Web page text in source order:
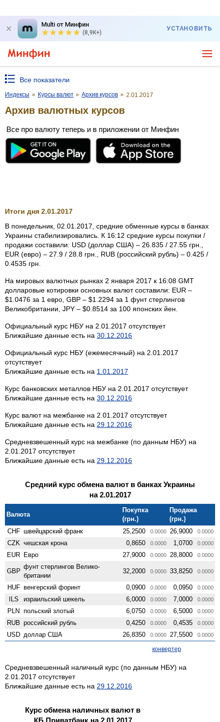
Multi от Минфин
(8,9K+)
УСТАНОВИТЬ
Все показатели
Индексы » Курсы валют » Архив курсов » 2.01.2017
Архив валютных курсов
Все про валюту теперь и в приложении от Минфин
Итоги дня 2.01.2017
В понедельник, 02.01.2017, средние обменные курсы в банках
Украины стабилизировались. К 16:12 средние курсы покупки /
продажи составили: USD (доллар США) – 26.835 / 27.55 грн.,
EUR (евро) – 27.9 / 28.8 грн., RUB (российский рубль) – 0.425 /
0.4535 грн.
На мировых валютных рынках 2 января 2017 к 16:08 GMT
долларовые котировки основных валют составили: EUR –
$1.0476 за 1 евро, GBP – $1.2294 за 1 фунт стерлингов
Великобритании, JPY – $0.8514 за 100 японских йен.
Официальный курс НБУ на 2.01.2017 отсутствует
Ближайшие данные есть на 30.12.2016
Официальный курс НБУ (ежемесячный) на 2.01.2017
отсутствует
Ближайшие данные есть на 1.01.2017
Курс банковских металлов НБУ на 2.01.2017 отсутствует
Ближайшие данные есть на 30.12.2016
Курс валют на межбанке на 2.01.2017 отсутствует
Ближайшие данные есть на 29.12.2016
Средневзвешенный курс на межбанке (по данным НБУ) на
2.01.2017 отсутствует
Ближайшие данные есть на 29.12.2016
Средний курс обмена валют в банках Украины
на 2.01.2017
Валюта
Покупка
(грн.)
Продажа
(грн.)
CHF швейцарский франк 25,2500 0.0000 26,9000 0.0000
CZK чешская крона 0,8650 0.0000 1,0700 0.0000
EUR Евро 27,9000 0.0000 28,8000 0.0000
GBP
фунт стерлингов Велико­
британии
32,2000 0.0000 33,8250 0.0000
HUF венгерский форинт 0,0900 0.0000 0,0950 0.0000
ILS израильский шекель 6,0000 0.0000 7,0000 0.0000
PLN польский злотый 6,0750 0.0000 6,5000 0.0000
RUB российский рубль 0,4250 0.0000 0,4535 0.0000
USD доллар США 26,8350 0.0000 27,5500 0.0000
конвертер
Средневзвешенный наличный курс (по данным НБУ) на
2.01.2017 отсутствует
Ближайшие данные есть на 29.12.2016
Курс обмена наличных валют в
КБ Приватбанк на 2.01.2017